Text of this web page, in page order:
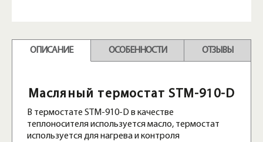
ОПИСАНИЕ ОСОБЕННОСТИ ОТЗЫВЫ
Масляный термостат STM-910-D
В термостате STM-910-D в качестве
теплоносителя используется масло, термостат
используется для нагрева и контроля